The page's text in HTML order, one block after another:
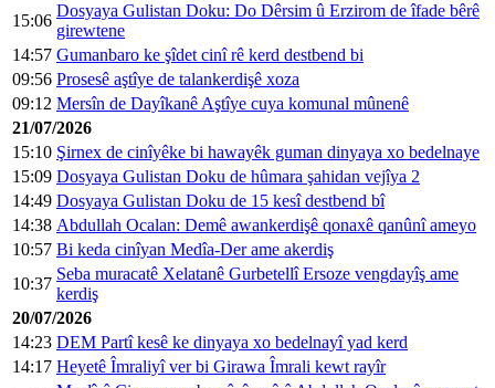
15:06
Dosyaya Gulistan Doku: Do Dêrsim û Erzirom de îfade bêrê
girewtene
14:57 Gumanbaro ke şîdet cinî rê kerd destbend bi
09:56 Prosesê aştîye de talankerdişê xoza
09:12 Mersîn de Dayîkanê Aştîye cuya komunal mûnenê
21/07/2026
15:10 Şirnex de cinîyêke bi hawayêk guman dinyaya xo bedelnaye
15:09 Dosyaya Gulistan Doku de hûmara şahidan vejîya 2
14:49 Dosyaya Gulistan Doku de 15 kesî destbend bî
14:38 Abdullah Ocalan: Demê awankerdişê qonaxê qanûnî ameyo
10:57 Bi keda cinîyan Medîa-Der ame akerdiş
10:37
Seba muracatê Xelatanê Gurbetellî Ersoze vengdayîş ame
kerdiş
20/07/2026
14:23 DEM Partî kesê ke dinyaya xo bedelnayî yad kerd
14:17 Heyetê Îmraliyî ver bi Girawa Îmrali kewt rayîr